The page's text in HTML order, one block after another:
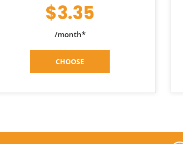
$3.35
/month*
CHOOSE